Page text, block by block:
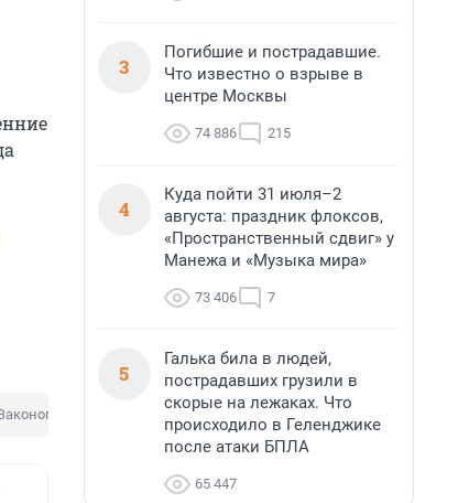
3
Погибшие и пострадавшие.
Что известно о взрыве в
центре Москвы
74 886 215
4
Куда пойти 31 июля–2
августа: праздник флоксов,
«Пространственный сдвиг» у
Манежа и «Музыка мира»
73 406 7
5
Галька била в людей,
пострадавших грузили в
скорые на лежаках. Что
происходило в Геленджике
после атаки БПЛА
65 447